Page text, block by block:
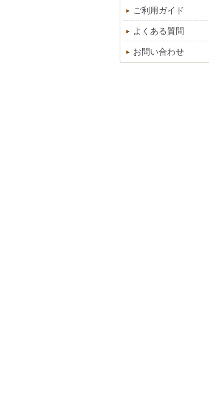
ご利用ガイド
よくある質問
お問い合わせ